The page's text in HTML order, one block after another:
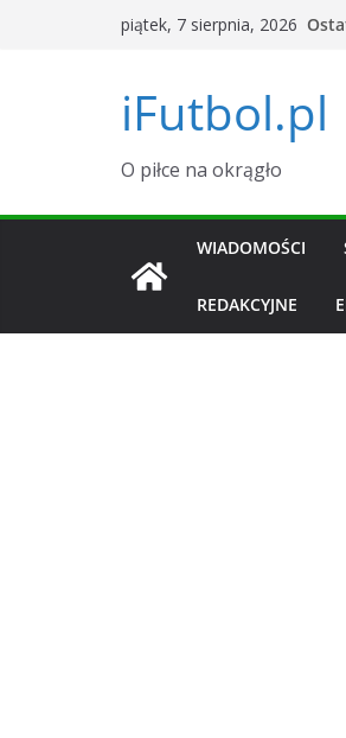
piątek, 7 sierpnia, 2026
iFutbol.pl
O piłce na okrągło
WIADOMOŚCI
REDAKCYJNE